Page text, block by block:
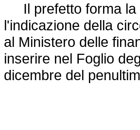
Il prefetto forma la
l'indicazione della
al Ministero delle
inserire nel Foglio
dicembre del